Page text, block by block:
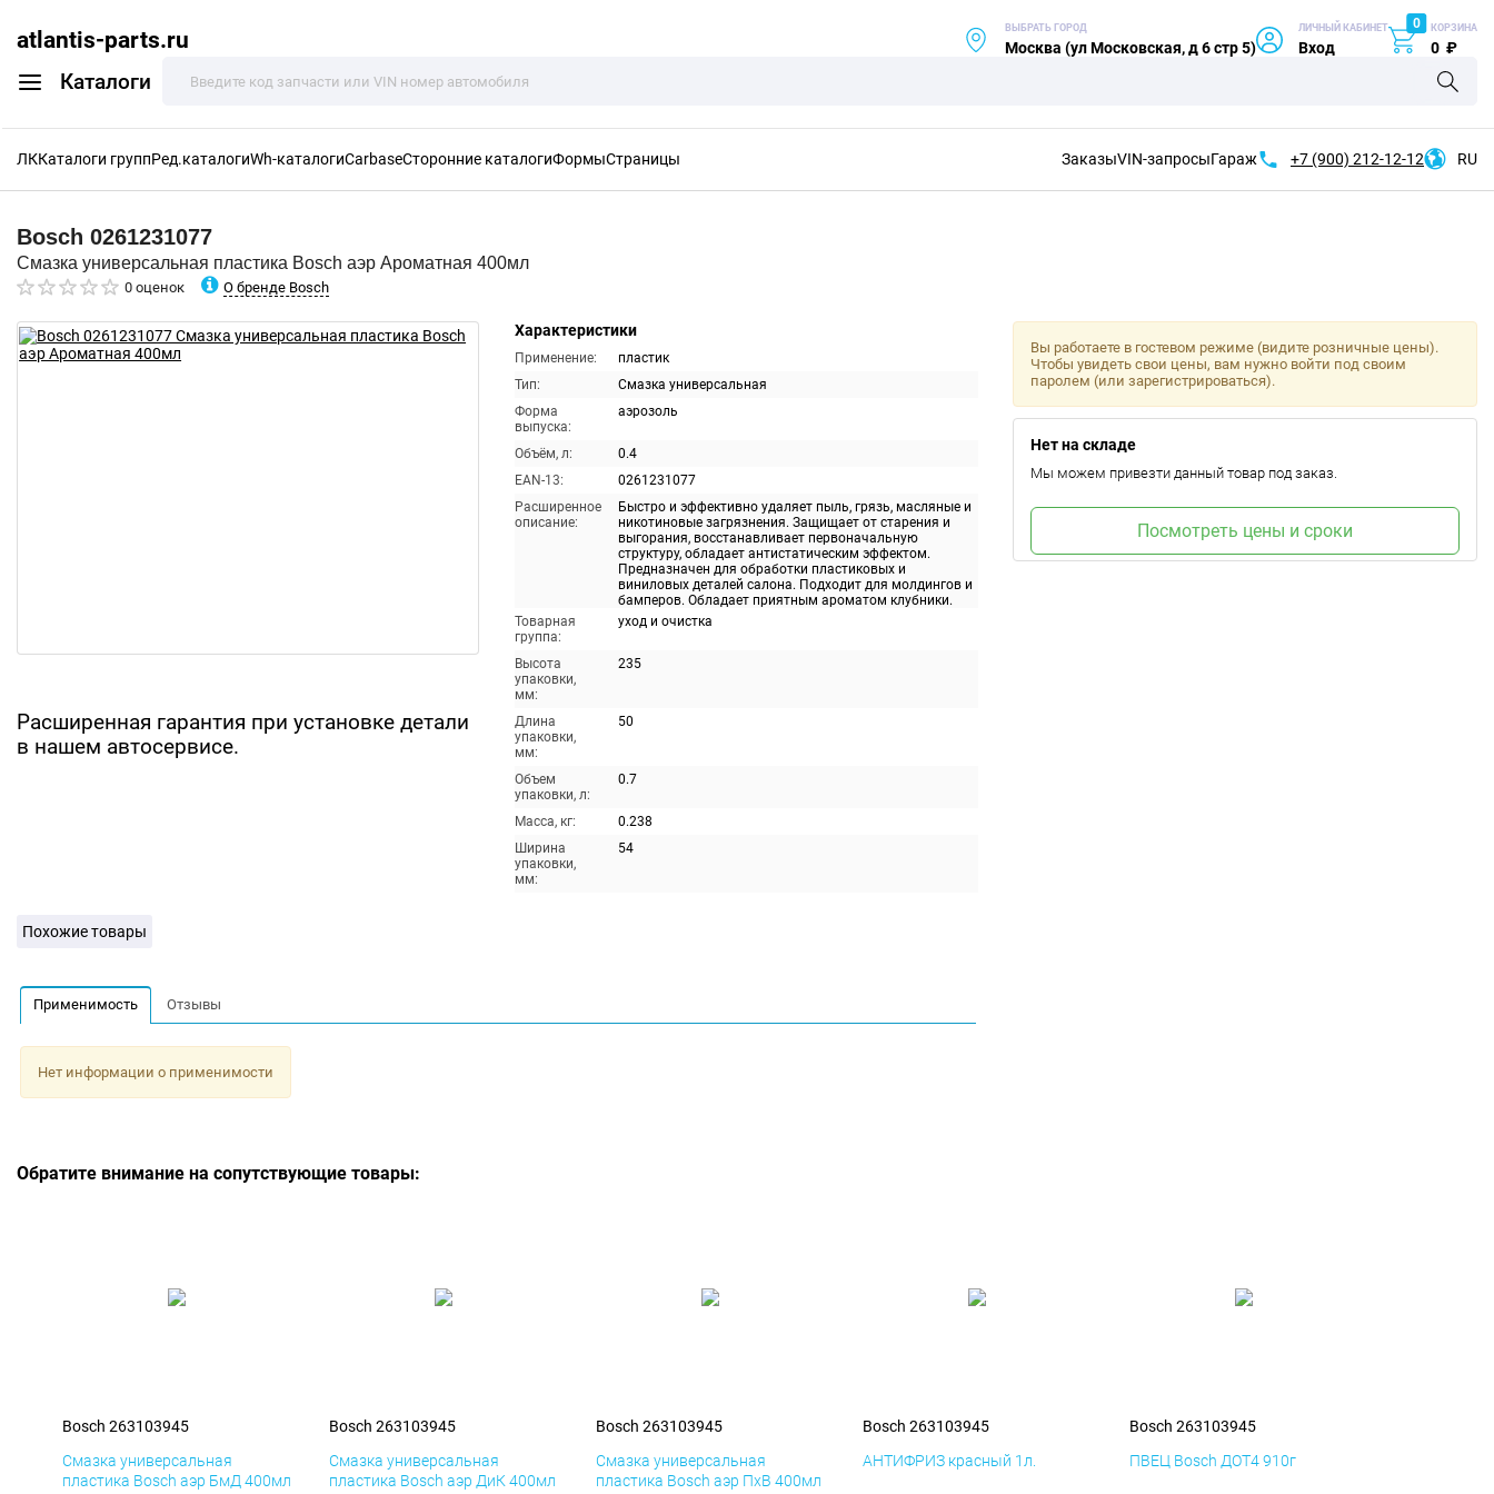
atlantis-parts.ru
Каталоги
ВЫБРАТЬ ГОРОД
Москва (ул Московская, д 6 стр 5)
ЛИЧНЫЙ КАБИНЕТ
Вход
0 КОРЗИНА
0 ₽
ЛККаталоги группРед.каталогиWh-каталогиCarbaseСторонние каталогиФормыСтраницы ЗаказыVIN-запросыГараж +7 (900) 212-12-12 RU
Bosch 0261231077
Смазка универсальная пластика Bosch аэр Ароматная 400мл
0 оценок О бренде Bosch
Расширенная гарантия при установке детали
в нашем автосервисе.
Характеристики
Применение:
пластик
Тип:
Смазка универсальная
Форма
выпуска:
аэрозоль
Объём, л:
0.4
EAN-13:
0261231077
Расширенное
описание:
Быстро и эффективно удаляет пыль, грязь, масляные и
никотиновые загрязнения. Защищает от старения и
выгорания, восстанавливает первоначальную
структуру, обладает антистатическим эффектом.
Предназначен для обработки пластиковых и
виниловых деталей салона. Подходит для молдингов и
бамперов. Обладает приятным ароматом клубники.
Товарная
группа:
уход и очистка
Высота
упаковки,
мм:
235
Длина
упаковки,
мм:
50
Объем
упаковки, л:
0.7
Масса, кг:
0.238
Ширина
упаковки,
мм:
54
Вы работаете в гостевом режиме (видите розничные цены).
Чтобы увидеть свои цены, вам нужно войти под своим
паролем (или зарегистрироваться).
Нет на складе
Мы можем привезти данный товар под заказ.
Посмотреть цены и сроки
Похожие товары
Применимость Отзывы
Нет информации о применимости
Обратите внимание на сопутствующие товары:
Bosch 263103945
Смазка универсальная
пластика Bosch аэр БмД 400мл
Bosch 263103945
Смазка универсальная
пластика Bosch аэр ДиК 400мл
Bosch 263103945
Смазка универсальная
пластика Bosch аэр ПхВ 400мл
Bosch 263103945
АНТИФРИЗ красный 1л.
Bosch 263103945
ПВЕЦ Bosch ДОТ4 910г